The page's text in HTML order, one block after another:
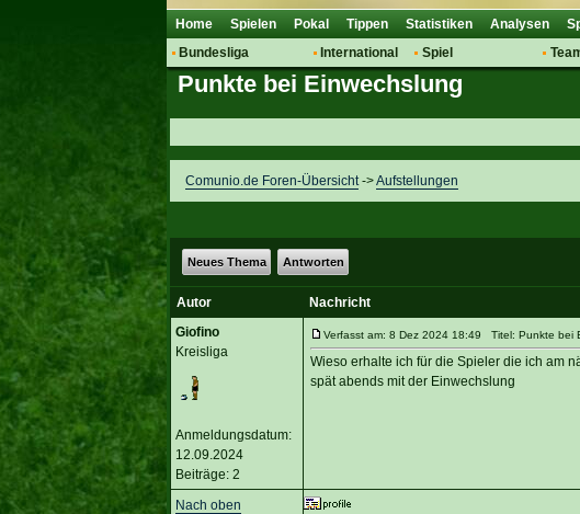
Home Spielen Pokal Tippen Statistiken Analysen
Bundesliga
Hot News
Vereinsdiskussion
Vereinsfragen
International
Vereine
Spiel
Regeln & Tipps
Punkte bei Einwechslung
Comunio.de Foren-Übersicht->Aufstellungen
Neues Thema Antworten
Autor
Nachricht
Giofino
Kreisliga
Anmeldungsdatum:
12.09.2024
Beiträge: 2
Verfasst am: 8 Dez 2024 18:49 Titel: Punkte bei
Wieso erhalte ich für die Spieler die ich am
spät abends mit der Einwechslung
Nach oben